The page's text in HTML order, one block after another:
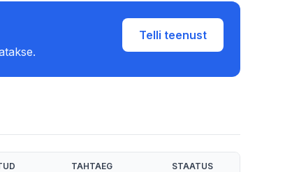
Telli teenust
TAHTAEG STAATUS